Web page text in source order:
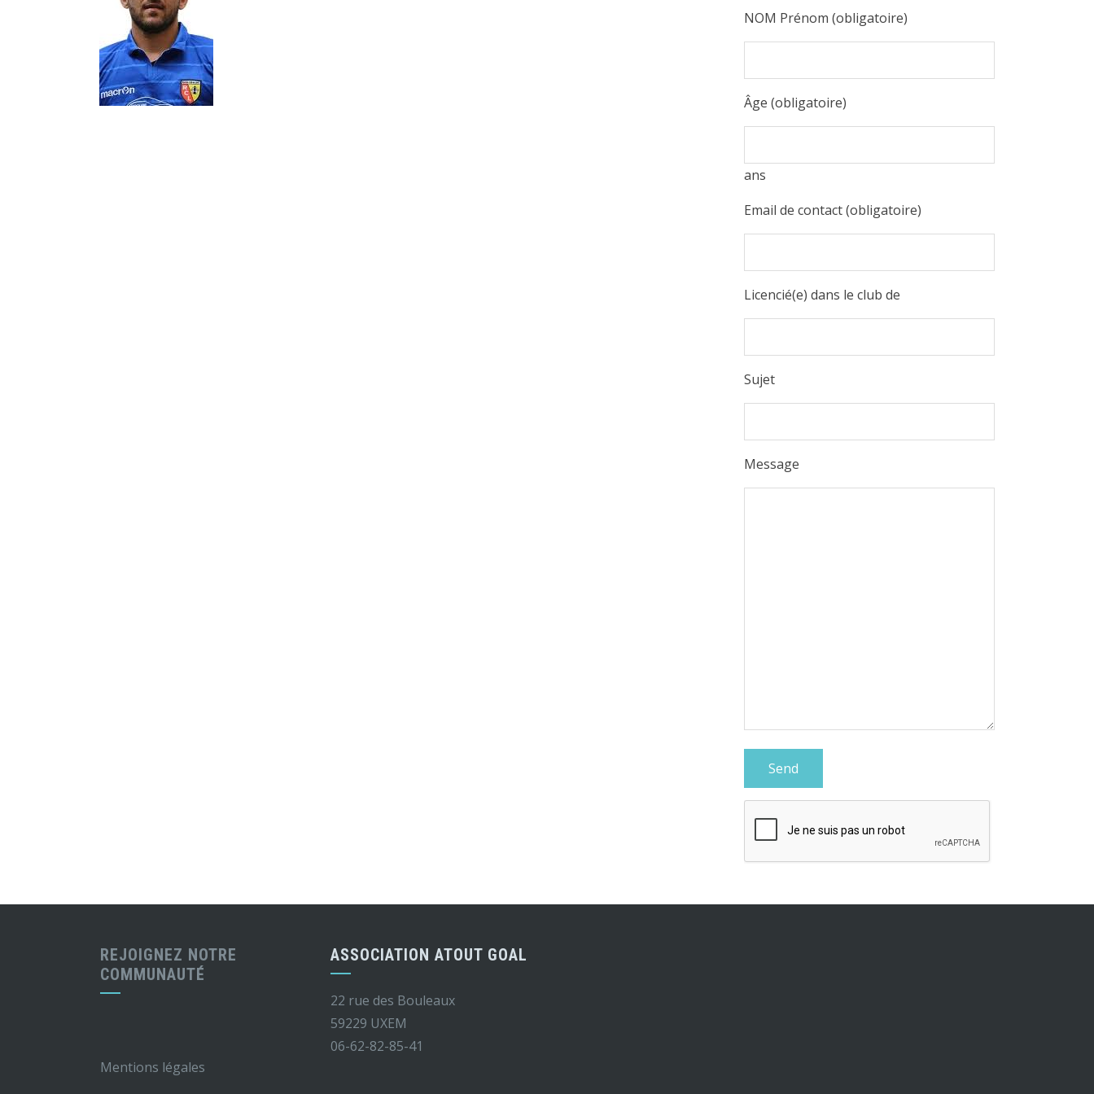
NOM Prénom (obligatoire)
Âge (obligatoire)
ans
Email de contact (obligatoire)
Licencié(e) dans le club de
Sujet
Message
REJOIGNEZ NOTRE
COMMUNAUTÉ
Mentions légales
ASSOCIATION ATOUT GOAL
22 rue des Bouleaux
59229 UXEM
06-62-82-85-41